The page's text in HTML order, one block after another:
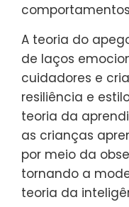
A teoria do
de laços
cuidadores e
resiliência e
teoria da
as crianças
por meio da
tornando a
teoria da